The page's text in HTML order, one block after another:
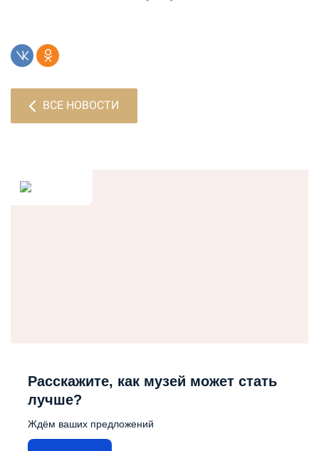
ВСЕ НОВОСТИ
Расскажите, как музей может стать
лучше?
Ждём ваших предложений